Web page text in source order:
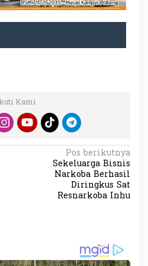
Kami
Pos berikutnya
Sekeluarga Bisnis
Narkoba Berhasil
Diringkus Sat
Resnarkoba Inhu